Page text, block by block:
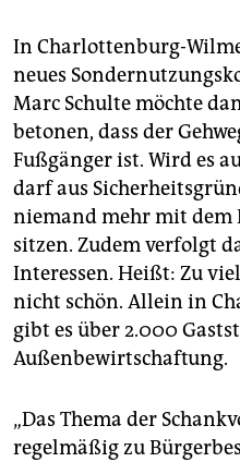
In Charlottenburg-
neues
Marc Schulte möchte
betonen, dass der
Fußgänger ist. Wird es
darf aus
niemand mehr mit dem
sitzen. Zudem verfolgt
Interessen. Heißt: Zu
nicht schön. Allein in
gibt es über 2.000
Außenbewirtschaftung.
„Das Thema der
regelmäßig zu